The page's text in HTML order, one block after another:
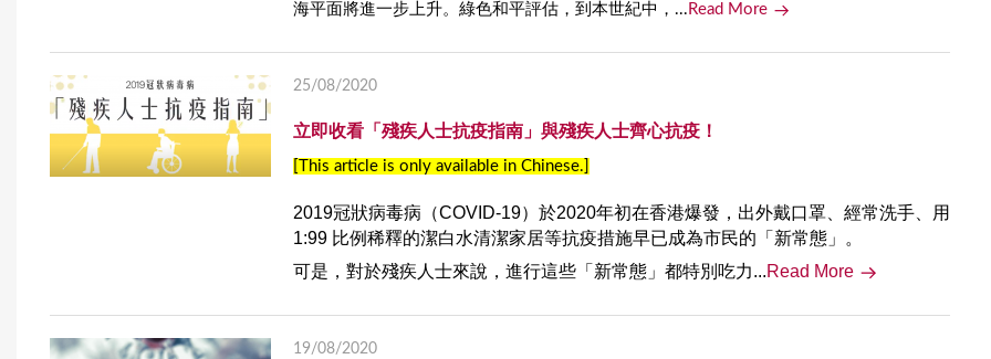
海平面將進一步上升。綠色和平評估，到本世紀中，... Read More
25/08/2020
立即收看「殘疾人士抗疫指南」與殘疾人士齊心抗疫！
[This article is only available in Chinese.]
2019冠狀病毒病（COVID-19）於2020年初在香港爆發，出外戴口罩、經常洗手、用
1:99 比例稀釋的潔白水清潔家居等抗疫措施早已成為市民的「新常態」。
可是，對於殘疾人士來說，進行這些「新常態」都特別吃力...Read More
19/08/2020